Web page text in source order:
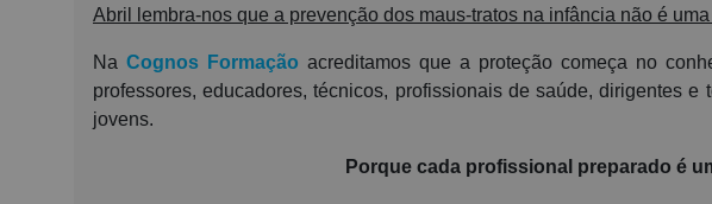
Abril lembra-nos que a prevenção dos maus-tratos na infância não é
Na Cognos Formação acreditamos que a proteção começa no
professores, educadores, técnicos, profissionais de saúde, dirigentes
jovens.
Porque cada profissional preparado é